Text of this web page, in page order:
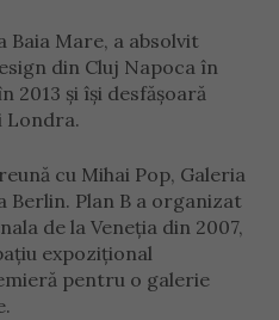
Baia Mare, a absolvit
din Cluj Napoca în
2013 şi îşi desfăşoară
Londra.
cu Mihai Pop, Galeria
Berlin. Plan B a organizat
de la Veneția din 2007,
expozițional
pentru o galerie